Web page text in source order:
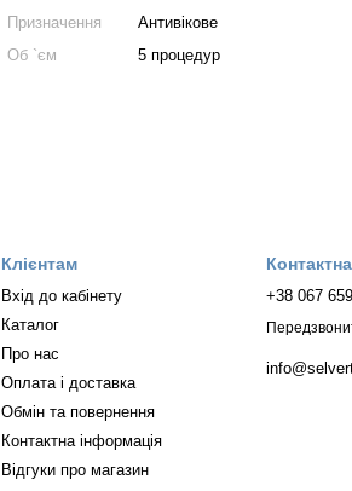
Призначення
Антивікове
Об `єм
5 процедур
Клієнтам
Вхід до кабінету
Каталог
Про нас
Оплата і доставка
Обмін та повернення
Контактна інформація
Відгуки про магазин
+38 067